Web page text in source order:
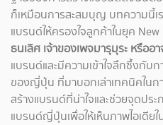
ก็เหมือนการสะสมบุญ บทความนี้เ
แบรนด์ให้ครองใจลูกค้าในยุค
ธนเลิศ เจ้าของเพจมารุมุระ หรืออ
แบรนด์และมีความเข้าใจลึกซึ้งกับ
ของญี่ปุ่น ที่มาบอกเล่าเทคนิคในก
สร้างแบรนด์ที่น่าใจและช่วยจุดปร
แบรนด์ญี่ปุ่นเพื่อให้เห็นภาพไอเดีย